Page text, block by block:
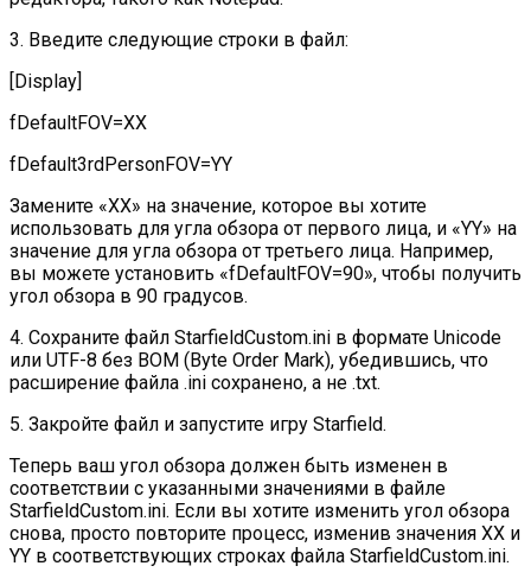
3. Введите следующие строки в файл:
[Display]
fDefaultFOV=XX
fDefault3rdPersonFOV=YY
Замените «XX» на значение, которое вы хотите
использовать для угла обзора от первого лица, и «YY» на
значение для угла обзора от третьего лица. Например,
вы можете установить «fDefaultFOV=90», чтобы получить
угол обзора в 90 градусов.
4. Сохраните файл StarfieldCustom.ini в формате Unicode
или UTF-8 без BOM (Byte Order Mark), убедившись, что
расширение файла .ini сохранено, а не .txt.
5. Закройте файл и запустите игру Starfield.
Теперь ваш угол обзора должен быть изменен в
соответствии с указанными значениями в файле
StarfieldCustom.ini. Если вы хотите изменить угол обзора
снова, просто повторите процесс, изменив значения XX и
YY в соответствующих строках файла StarfieldCustom.ini.